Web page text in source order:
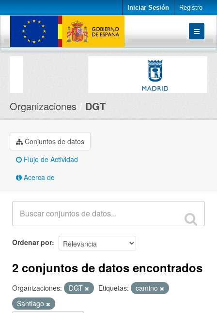
Iniciar Sesión Registro
Conjuntos de datos
Organizaciones DGT
Conjuntos de datos
Flujo de Actividad
Acerca de
Ordenar por
2 conjuntos de datos encontrados
Organizaciones: DGT Etiquetas:
camino
Santiago